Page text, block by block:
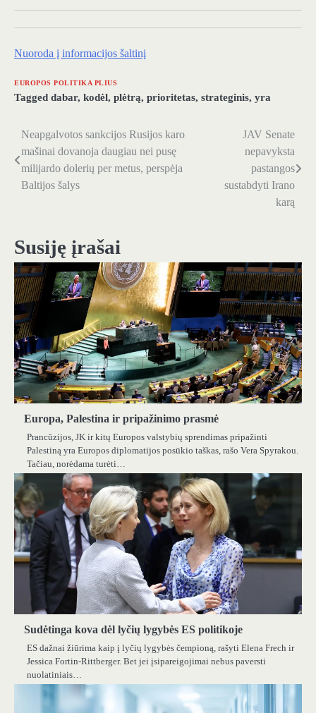
Nuoroda į informacijos šaltinį
EUROPOS POLITIKA PLIUS
Tagged dabar, kodėl, plėtrą, prioritetas, strateginis, yra
Navigacija
tarp
įrašų
Neapgalvotos sankcijos Rusijos karo
mašinai dovanoja daugiau nei pusę
milijardo dolerių per metus, perspėja
Baltijos šalys
JAV Senate
nepavyksta
pastangos
sustabdyti Irano
karą
Susiję įrašai
Europa, Palestina ir pripažinimo prasmė
Prancūzijos, JK ir kitų Europos valstybių sprendimas pripažinti
Palestiną yra Europos diplomatijos posūkio taškas, rašo Vera Spyrakou.
Tačiau, norėdama turėti…
Sudėtinga kova dėl lyčių lygybės ES politikoje
ES dažnai žiūrima kaip į lyčių lygybės čempioną, rašyti Elena Frech ir
Jessica Fortin-Rittberger. Bet jei įsipareigojimai nebus paversti
nuolatiniais…